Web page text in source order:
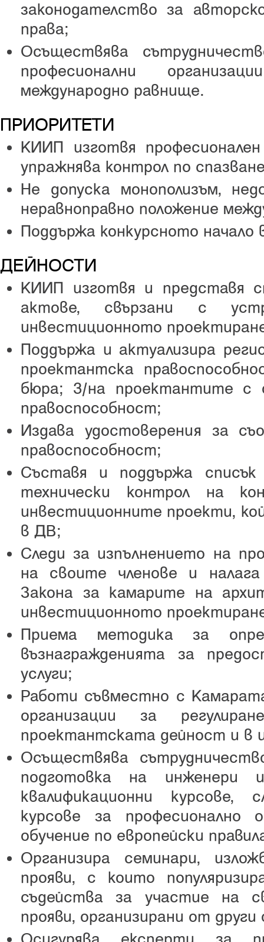
законодателство за
права;
Осъществява
професионални
международно равнище.
ПРИОРИТЕТИ
КИИП изготвя
упражнява контрол по
Не допуска монополизъм,
неравноправно положение
Поддържа конкурсното
ДЕЙНОСТИ
КИИП изготвя и представя
актове, свързани с
инвестиционното
Поддържа и актуализира
проектантска
бюра; 3/на проектантите с
правоспособност;
Издава удостоверения за
правоспособност;
Съставя и поддържа
технически контрол на
инвестиционните проекти,
в ДВ;
Следи за изпълнението на
на своите членове и
Закона за камарите на
инвестиционното
Приема методика за
възнагражденията за
услуги;
Работи съвместно с
организации за
проектантската дейност и в
Осъществява
подготовка на инженери
квалификационни курсове,
курсове за професионално
обучение по европейски
Организира семинари,
прояви, с които
съдейства за участие на
прояви, организирани от други